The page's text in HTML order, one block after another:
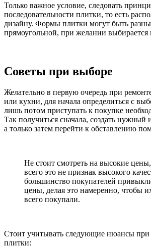
Только важное условие, следовать
последовательности плитки, то есть
дизайну. Формы плитки могут быть
прямоугольной, при желании
Советы при выборе
Желательно в первую очередь при
или кухни, для начала определиться с
лишь потом приступать к покупке
Так получиться сначала, создать нужный
а только затем перейти к обставлению
Не стоит смотреть на высокие
всего это не признак высокого
большинство покупателей
цены, делая это намеренно, чтобы
всего покупали.
Стоит учитывать следующие нюансы при
плитки: